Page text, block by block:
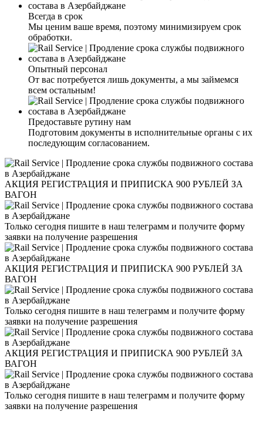
Всегда в срок
Мы ценим ваше время, поэтому минимизируем срок
обработки.
Опытный персонал
От вас потребуется лишь документы, а мы займемся
всем остальным!
Предоставьте рутину нам
Подготовим документы в исполнительные органы с их
последующим согласованием.
АКЦИЯ РЕГИСТРАЦИЯ И ПРИПИСКА 900 РУБЛЕЙ ЗА
ВАГОН
Только сегодня пишите в наш телеграмм и получите форму
заявки на получение разрешения
АКЦИЯ РЕГИСТРАЦИЯ И ПРИПИСКА 900 РУБЛЕЙ ЗА
ВАГОН
Только сегодня пишите в наш телеграмм и получите форму
заявки на получение разрешения
АКЦИЯ РЕГИСТРАЦИЯ И ПРИПИСКА 900 РУБЛЕЙ ЗА
ВАГОН
Только сегодня пишите в наш телеграмм и получите форму
заявки на получение разрешения